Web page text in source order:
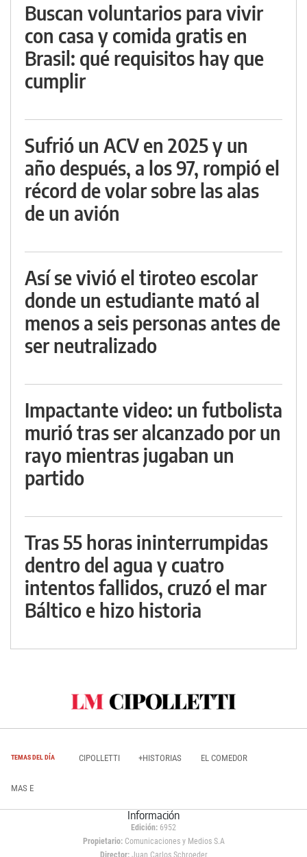
Buscan voluntarios para vivir
con casa y comida gratis en
Brasil: qué requisitos hay que
cumplir
Sufrió un ACV en 2025 y un
año después, a los 97, rompió el
récord de volar sobre las alas
de un avión
Así se vivió el tiroteo escolar
donde un estudiante mató al
menos a seis personas antes de
ser neutralizado
Impactante video: un futbolista
murió tras ser alcanzado por un
rayo mientras jugaban un
partido
Tras 55 horas ininterrumpidas
dentro del agua y cuatro
intentos fallidos, cruzó el mar
Báltico e hizo historia
TEMAS DEL DÍA CIPOLLETTI +HISTORIAS EL COMEDOR
MAS E
Información
Edición: 6952
Propietario:Comunicaciones y Medios S.A
Director: Juan Carlos Schroeder